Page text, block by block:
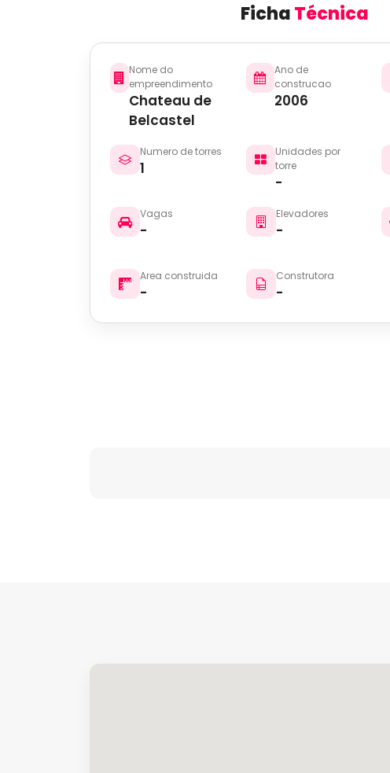
FichaTécnica
Nome do
empreendimento
Chateau de
Belcastel
Ano de
construcao
2006
Numero de torres
1
Unidades por
torre
-
Vagas
-
Elevadores
-
Area construida
-
Construtora
-